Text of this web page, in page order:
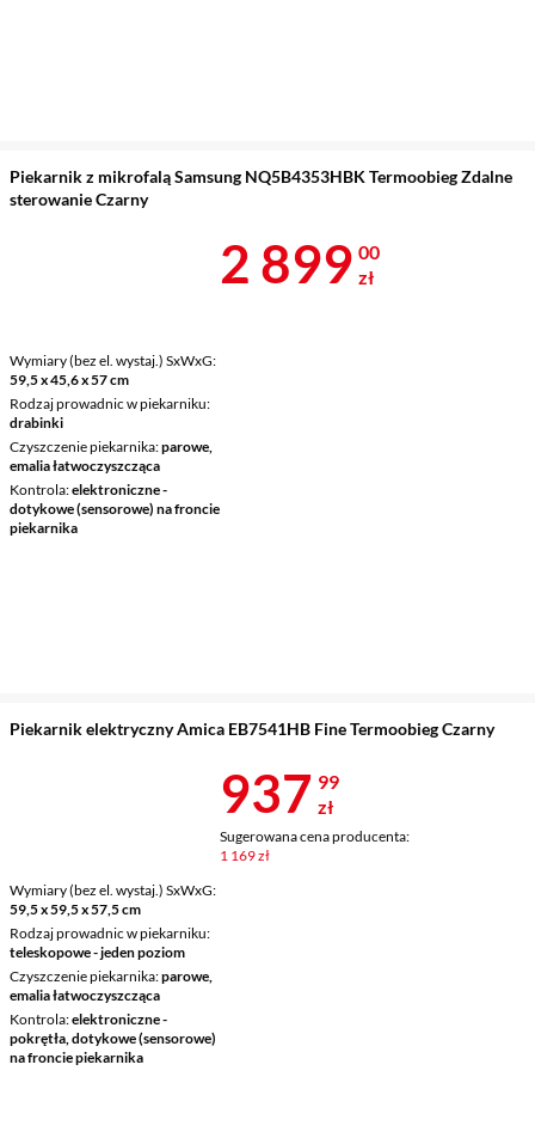
Piekarnik z mikrofalą Samsung NQ5B4353HBK Termoobieg Zdalne
sterowanie Czarny
Wymiary (bez el. wystaj.) SxWxG
59,5 x 45,6 x 57 cm
Rodzaj prowadnic w piekarniku
drabinki
Czyszczenie piekarnika parowe,
emalia łatwoczyszcząca
Kontrola elektroniczne -
dotykowe (sensorowe) na froncie
piekarnika
Cena 2 899 zł
2 899 00
zł
Piekarnik elektryczny Amica EB7541HB Fine Termoobieg Czarny
Wymiary (bez el. wystaj.) SxWxG
59,5 x 59,5 x 57,5 cm
Rodzaj prowadnic w piekarniku
teleskopowe - jeden poziom
Czyszczenie piekarnika parowe,
emalia łatwoczyszcząca
Kontrola elektroniczne -
pokrętła, dotykowe (sensorowe)
na froncie piekarnika
Cena 937,99
937 99
zł
Sugerowana cena producenta:
1 169 zł